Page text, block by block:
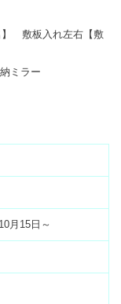
】 敷板入れ左右【敷
ミラー
月15日～